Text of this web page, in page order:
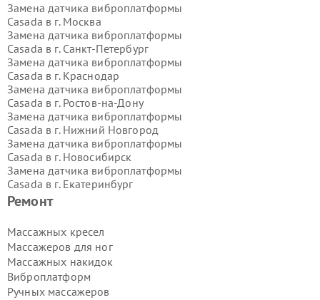
Ремонт
Массажных кресел
Массажеров для ног
Массажных накидок
Виброплатформ
Ручных массажеров
Замена датчика виброплатформы
Casada в г. Москва
Замена датчика виброплатформы
Casada в г. Санкт-Петербург
Замена датчика виброплатформы
Casada в г. Краснодар
Замена датчика виброплатформы
Casada в г. Ростов-на-Дону
Замена датчика виброплатформы
Casada в г. Нижний Новгород
Замена датчика виброплатформы
Casada в г. Новосибирск
Замена датчика виброплатформы
Casada в г. Екатеринбург
Замена датчика виброплатформы
Замена датчика виброплатформы
Casada в г.Воронеж
Замена датчика виброплатформы
Casada в г.Волгоград
Замена датчика виброплатформы
Casada в г.Самара